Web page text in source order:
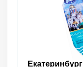
Екатеринбург